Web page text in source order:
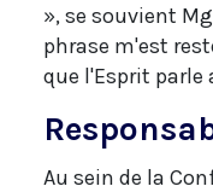
», se souvient
phrase m'est
que l'Esprit
Au sein de la